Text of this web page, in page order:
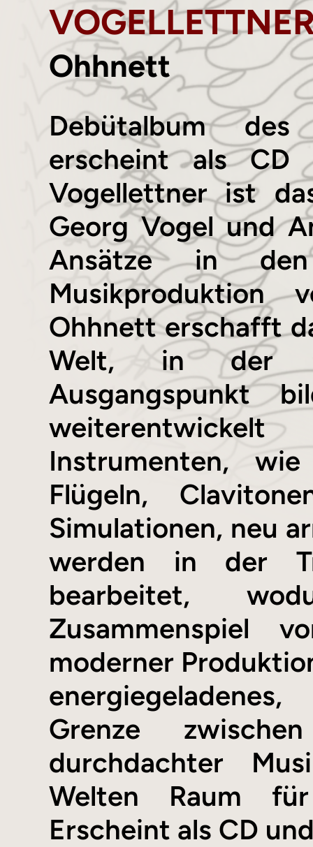
Ohhnett
Debütalbum
erscheint als CD
Vogellettner ist
Georg Vogel und
Ansätze in den
Musikproduktion
Ohhnett erschafft
Welt, in der
Ausgangspunkt
Instrumenten,
Flügeln,
Simulationen, neu
werden in der
bearbeitet,
Zusammenspiel
moderner
Grenze
durchdachter
Welten Raum
Erscheint als CD